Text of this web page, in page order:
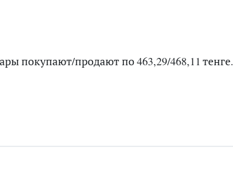
покупают/продают по 463,29/468,11 тенге.